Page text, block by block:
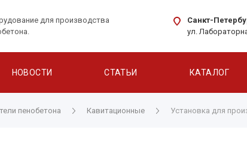
для производства
Санкт-
ул.
НОВОСТИ СТАТЬИ КАТАЛОГ
пенобетона Кавитационные Установка для